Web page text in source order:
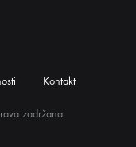
zadržana.
Kontakt